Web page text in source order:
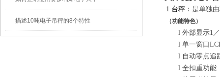
描述10吨电子吊秤的8个特性
1 台秤： 是单独
（功能特色）
l 外部显示1
l 单一窗口
l 自动零点追
l 全扣重功能